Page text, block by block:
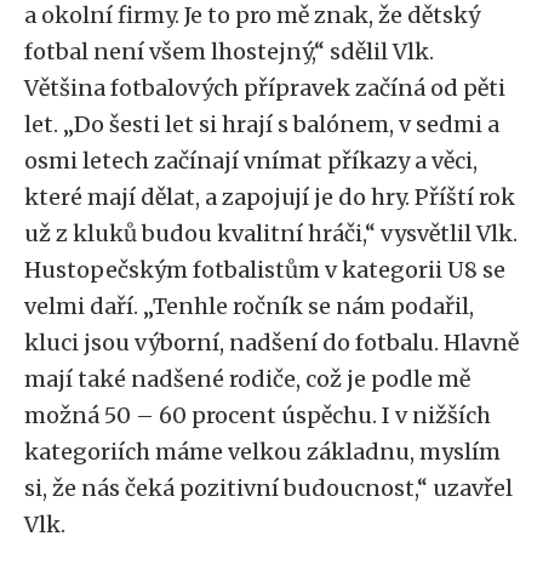
a okolní firmy. Je to pro mě znak, že dětský
fotbal není všem lhostejný,“ sdělil Vlk.
Většina fotbalových přípravek začíná od pěti
let. „Do šesti let si hrají s balónem, v sedmi a
osmi letech začínají vnímat příkazy a věci,
které mají dělat, a zapojují je do hry. Příští rok
už z kluků budou kvalitní hráči,“ vysvětlil Vlk.
Hustopečským fotbalistům v kategorii U8 se
velmi daří. „Tenhle ročník se nám podařil,
kluci jsou výborní, nadšení do fotbalu. Hlavně
mají také nadšené rodiče, což je podle mě
možná 50 – 60 procent úspěchu. I v nižších
kategoriích máme velkou základnu, myslím
si, že nás čeká pozitivní budoucnost,“ uzavřel
Vlk.